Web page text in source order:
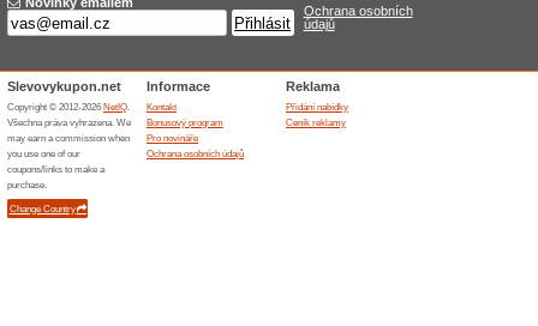
1. lekce angličtiny
76% fungovalo
Na Anglictinajasne.cz si